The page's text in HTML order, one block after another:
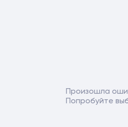
Произошла
Попробуйте